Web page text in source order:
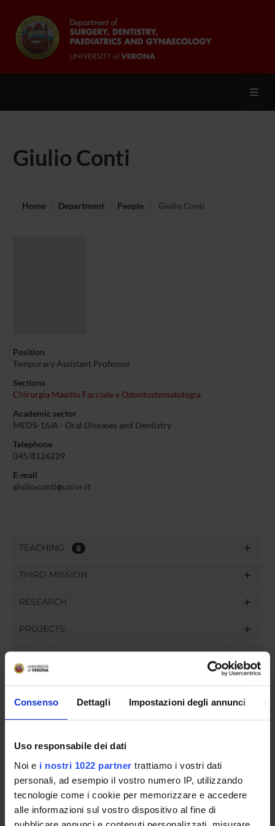
Consenso Dettagli Impostazioni degli annunci
Uso responsabile dei dati
Noi e i nostri 1022 partner trattiamo i vostri dati
personali, ad esempio il vostro numero IP, utilizzando
tecnologie come i cookie per memorizzare e accedere
alle informazioni sul vostro dispositivo al fine di
Giulio Conti
Home Department People Giulio Conti
Position
Temporary Assistant Professor
Sections
Chirurgia Maxillo Facciale e Odontostomatologia
Academic sector
MEDS-16/A - Oral Diseases and Dentistry
Telephone
045/8126229
E-mail
giulio conti univr it
TEACHING 8
THIRD MISSION
RESEARCH
PROJECTS
PUBLICATIONS
ASSIGNMENTS
ORGANISATION
GOVERNANCE
COMMITTEES